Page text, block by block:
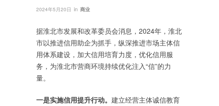
2024年5月20日 in 商业
据淮北市发展和改革委员会消息，2024年，淮北
市以推进信用助企为抓手，纵深推进市场主体信
用体系建设，加大信用培育力度，优化信用服
务，为淮北市营商环境持续优化注入“信”的力
量。
一是实施信用提升行动。 建立经营主体诚信教育